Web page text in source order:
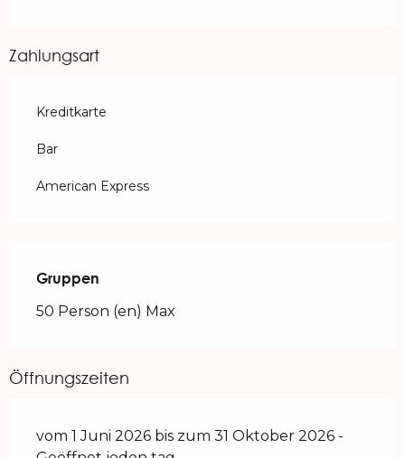
Zahlungsart
Kreditkarte
Bar
American Express
Gruppen
Gruppen
50 Person (en) Max
Öffnungszeiten
vom 1 Juni 2026 bis zum 31 Oktober 2026 -